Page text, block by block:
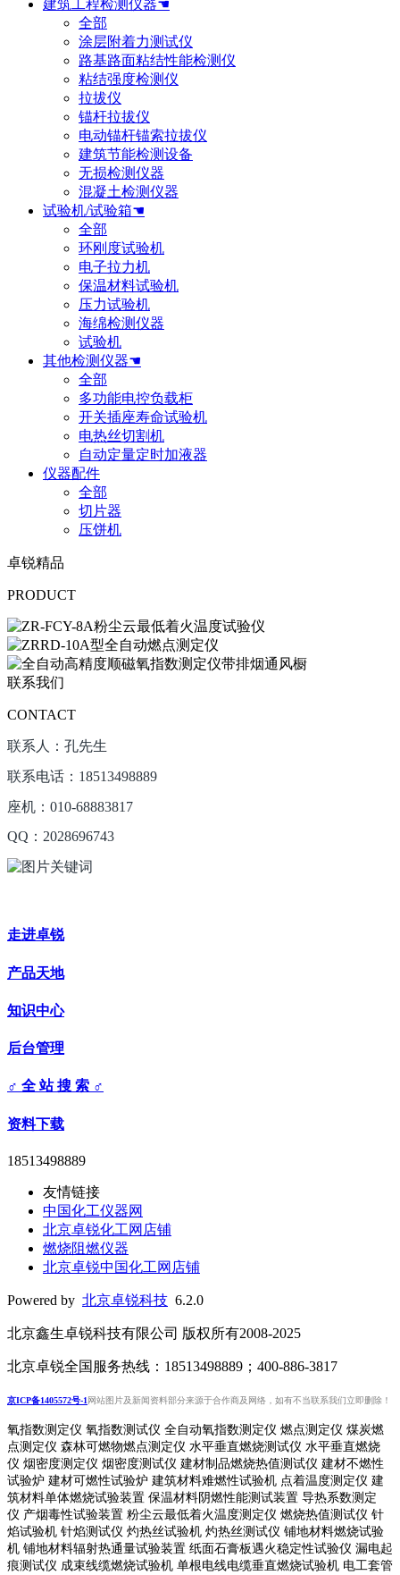
建筑工程检测仪器☚
全部
涂层附着力测试仪
路基路面粘结性能检测仪
粘结强度检测仪
拉拔仪
锚杆拉拔仪
电动锚杆锚索拉拔仪
建筑节能检测设备
无损检测仪器
混凝土检测仪器
试验机/试验箱☚
全部
环刚度试验机
电子拉力机
保温材料试验机
压力试验机
海绵检测仪器
试验机
其他检测仪器☚
全部
多功能电控负载柜
开关插座寿命试验机
电热丝切割机
自动定量定时加液器
仪器配件
全部
切片器
压饼机
卓锐精品
PRODUCT
联系我们
CONTACT
联系人：孔先生
联系电话：18513498889
座机：010-68883817
QQ：2028696743
走进卓锐
产品天地
知识中心
后台管理
♂ 全 站 搜 索 ♂
资料下载
18513498889
友情链接
中国化工仪器网
北京卓锐化工网店铺
燃烧阻燃仪器
北京卓锐中国化工网店铺
Powered by 北京卓锐科技 6.2.0
北京鑫生卓锐科技有限公司 版权所有2008-2025
北京卓锐全国服务热线：18513498889；400-886-3817
京ICP备1405572号-1网站图片及新闻资料部分来源于合作商及网络，如有不当联系我们立即删除！
氧指数测定仪 氧指数测试仪 全自动氧指数测定仪 燃点测定仪 煤炭燃
点测定仪 森林可燃物燃点测定仪 水平垂直燃烧测试仪 水平垂直燃烧
仪 烟密度测定仪 烟密度测试仪 建材制品燃烧热值测试仪 建材不燃性
试验炉 建材可燃性试验炉 建筑材料难燃性试验机 点着温度测定仪 建
筑材料单体燃烧试验装置 保温材料阴燃性能测试装置 导热系数测定
仪 产烟毒性试验装置 粉尘云最低着火温度测定仪 燃烧热值测试仪 针
焰试验机 针焰测试仪 灼热丝试验机 灼热丝测试仪 铺地材料燃烧试验
机 铺地材料辐射热通量试验装置 纸面石膏板遇火稳定性试验仪 漏电起
痕测试仪 成束线缆燃烧试验机 单根电线电缆垂直燃烧试验机 电工套管